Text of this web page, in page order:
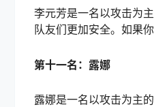
李元芳是一名以攻击为
队友们更加安全。如果
第十一名：露娜
露娜是一名以攻击为主